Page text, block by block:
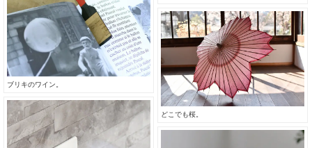
ブリキのワイン。
どこでも桜。